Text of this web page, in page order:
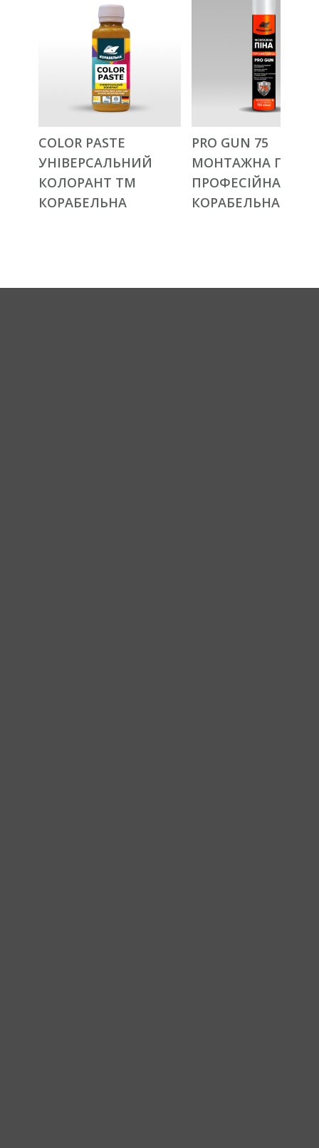
COLOR PASTE
УНІВЕРСАЛЬНИЙ
КОЛОРАНТ ТМ
КОРАБЕЛЬНА
PRO GUN 75
МОНТАЖНА ПІНА
ПРОФЕСІЙНА ТМ
КОРАБЕЛЬНА